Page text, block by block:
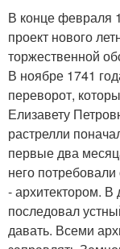
В конце февраля
проект нового
торжественной
В ноябре 1741
переворот,
Елизавету
растрелли
первые два
него
- архитектором. В
последовал
давать. Всеми